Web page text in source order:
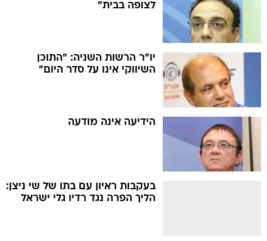
לצופה בבית"
יו"ר הרשות השניה: "התוכן
השיווקי אינו על סדר היום"
הידיעה אינה מודעה
בעקבות ראיון עם בתו של שי ניצן:
הליך הפרה נגד רדיו גלי ישראל